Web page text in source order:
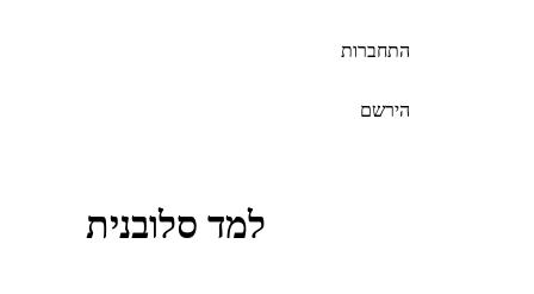
התחברות
הירשם
למד סלובנית